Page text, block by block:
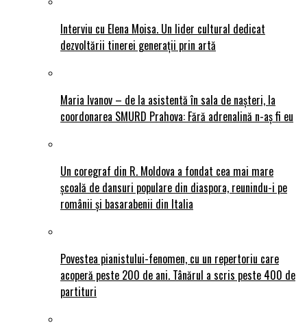
Interviu cu Elena Moisa. Un lider cultural dedicat
dezvoltării tinerei generații prin artă
Maria Ivanov – de la asistentă în sala de nașteri, la
coordonarea SMURD Prahova: Fără adrenalină n-aș fi eu
Un coregraf din R. Moldova a fondat cea mai mare
școală de dansuri populare din diaspora, reunindu-i pe
românii și basarabenii din Italia
Povestea pianistului-fenomen, cu un repertoriu care
acoperă peste 200 de ani. Tânărul a scris peste 400 de
partituri